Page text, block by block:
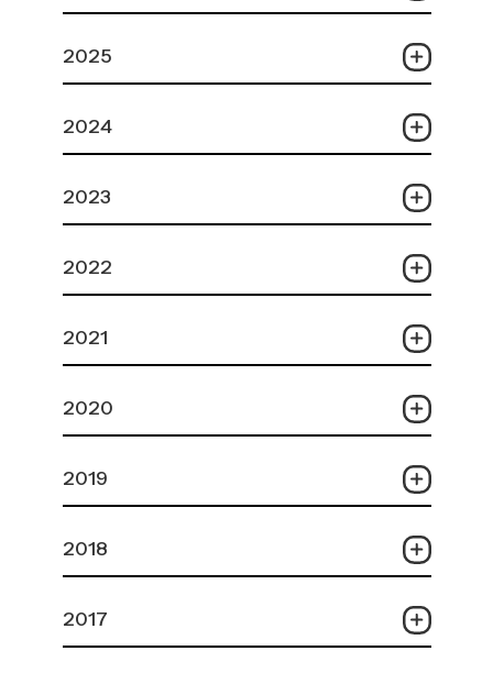
2025
2024
2023
2022
2021
2020
2019
2018
2017